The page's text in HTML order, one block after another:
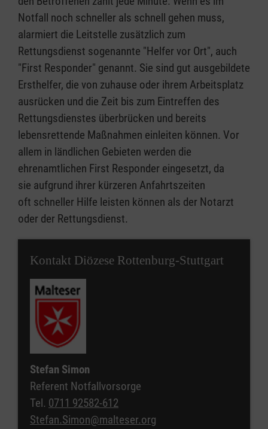
Notfall noch schneller als schnell gehen muss,
alarmiert die Leitstelle zusätzlich zum
Rettungsdienst sogenannte "Helfer vor Ort", auch
"First Responder" genannt. Sie sind gut ausgebildete
Ersthelfer, die von zuhause oder ihrem Arbeitsplatz
ausrücken und die Zeit bis zum Eintreffen des
Rettungsdienstes überbrücken und bereits
lebensrettende Maßnahmen einleiten können. Vor
allem in ländlichen Gebieten werden die
ehrenamtlichen First Responder eingesetzt, da
sie aufgrund ihrer kürzeren Anfahrtszeiten
oft schneller Hilfe leisten können als der Notarzt
oder der Rettungsdienst.
Kontakt Diözese Rottenburg-Stuttgart
Stefan Simon
Referent Notfallvorsorge
Tel. 0711 92582-612
Stefan.Simon@malteser.org